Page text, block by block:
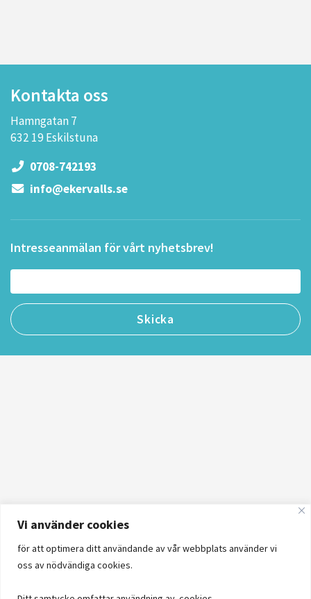
Vi använder cookies
för att optimera ditt användande av vår webbplats använder vi
oss av nödvändiga cookies.
Kontakta oss
Hamngatan 7
632 19 Eskilstuna
0708-742193
info@ekervalls.se
Intresseanmälan för vårt nyhetsbrev!